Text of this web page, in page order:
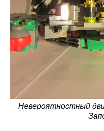
Невероятностный